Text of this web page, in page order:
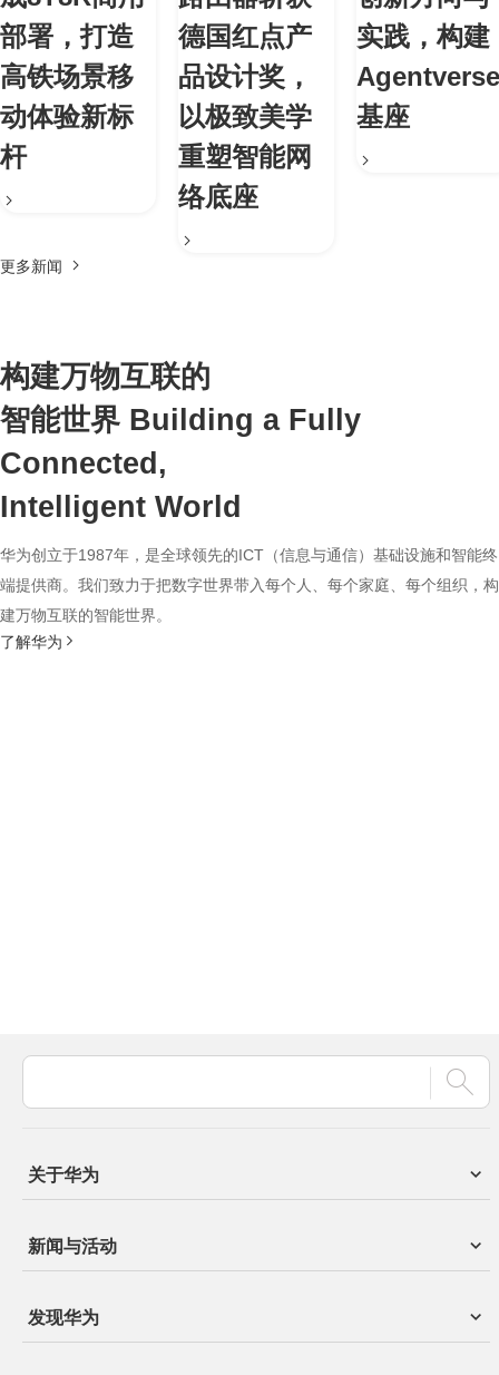
部署，打造
高铁场景移
动体验新标
杆
德国红点产
品设计奖，
以极致美学
重塑智能网
络底座
实践，构建
Agentverse
基座
更多新闻
构建万物互联的
智能世界 Building a Fully
Connected,
Intelligent World
华为创立于1987年，是全球领先的ICT（信息与通信）基础设施和智能终
端提供商。我们致力于把数字世界带入每个人、每个家庭、每个组织，构
建万物互联的智能世界。
了解华为
关于华为
新闻与活动
发现华为